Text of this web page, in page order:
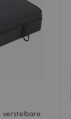
verstelbare